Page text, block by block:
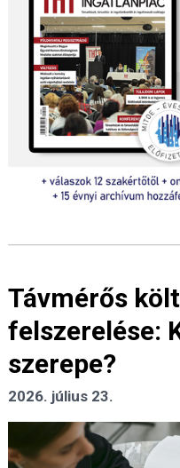
Távmérős
felszerelése:
szerepe?
2026. július 23.